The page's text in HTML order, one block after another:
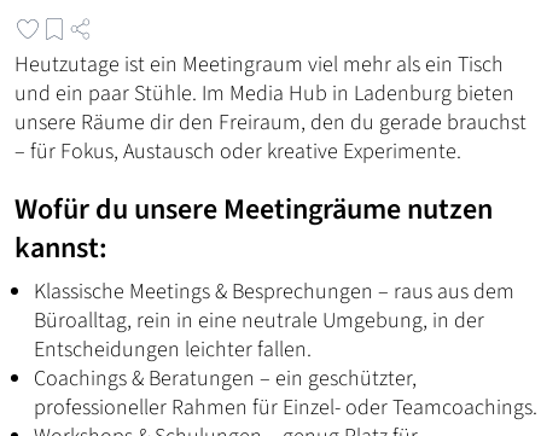
Heutzutage ist ein Meetingraum viel mehr als ein Tisch
und ein paar Stühle. Im Media Hub in Ladenburg bieten
unsere Räume dir den Freiraum, den du gerade brauchst
– für Fokus, Austausch oder kreative Experimente.
Wofür du unsere Meetingräume nutzen
kannst:
Klassische Meetings & Besprechungen – raus aus dem
Büroalltag, rein in eine neutrale Umgebung, in der
Entscheidungen leichter fallen.
Coachings & Beratungen – ein geschützter,
professioneller Rahmen für Einzel- oder Teamcoachings.